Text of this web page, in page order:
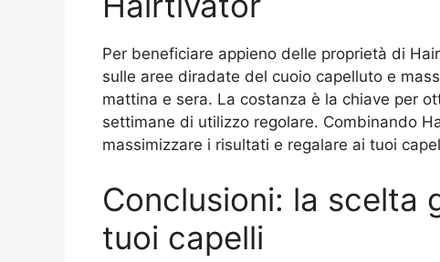
Per beneficiare appieno delle proprietà di
sulle aree diradate del cuoio capelluto e
mattina e sera. La costanza è la chiave per
settimane di utilizzo regolare. Combinando
massimizzare i risultati e regalare ai tuoi
Conclusioni: la scelta
tuoi capelli